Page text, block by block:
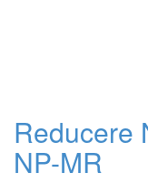
Reducere
NP-MR